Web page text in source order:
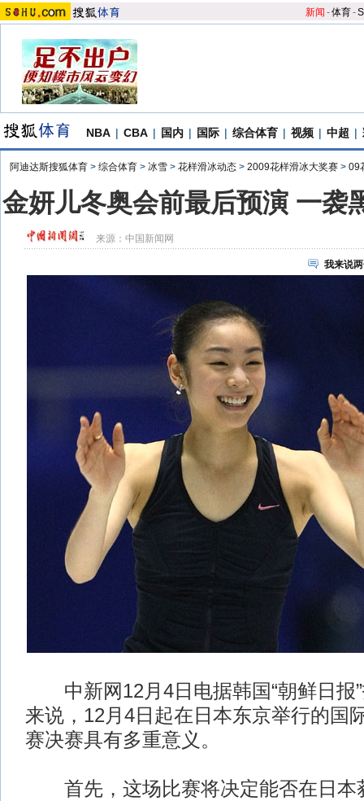
新闻 -体育-S
NBA | CBA | 国内 | 国际 | 综合体育 | 视频 | 中超 |
阿迪达斯搜狐体育 > 综合体育 > 冰雪 > 花样滑冰动态 > 2009花样滑冰大奖赛 > 09
金妍儿冬奥会前最后预演 一袭
来源： 中国新闻网
我来说
中新网12月4日电据韩国“朝鲜日报”
来说，12月4日起在日本东京举行的国
赛决赛具有多重意义。
首先，这场比赛将决定能否在日本